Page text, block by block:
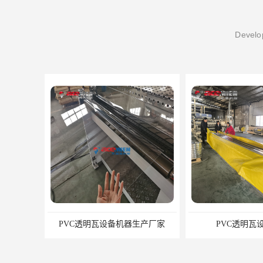
PVC透明瓦设备机器生产厂家 PVC透明瓦